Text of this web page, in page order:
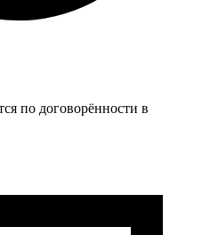
по договорённости в